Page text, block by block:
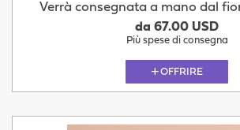
Verrà consegnata a mano dal
da 67.00 USD
Più spese di consegna
OFFRIRE